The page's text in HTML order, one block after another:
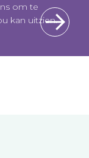
om te
kan uitzien.